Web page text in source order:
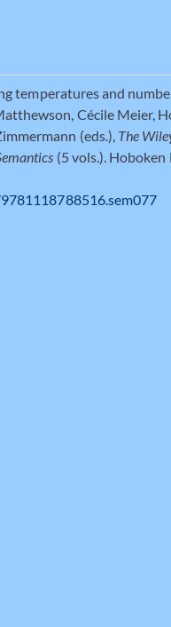
temperatures and
Cécile Meier,
(eds.), The
(5 vols.). Hoboken